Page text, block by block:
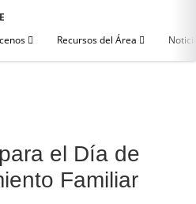
Recursos del Área
el Día de
Familiar​